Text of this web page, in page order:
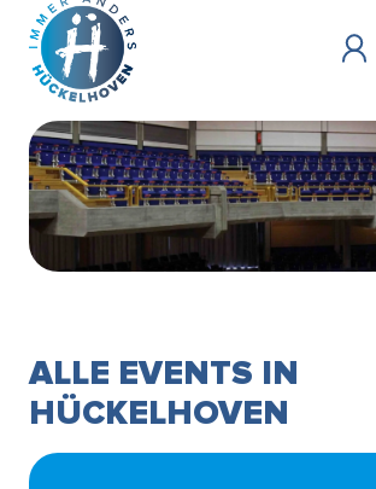
Zum Hauptinhalt springen
ALLE EVENTS IN
HÜCKELHOVEN